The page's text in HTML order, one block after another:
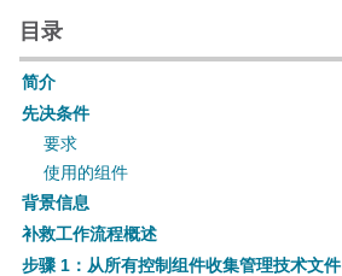
目录
简介
先决条件
要求
使用的组件
背景信息
补救工作流程概述
步骤 1：从所有控制组件收集管理技术文件